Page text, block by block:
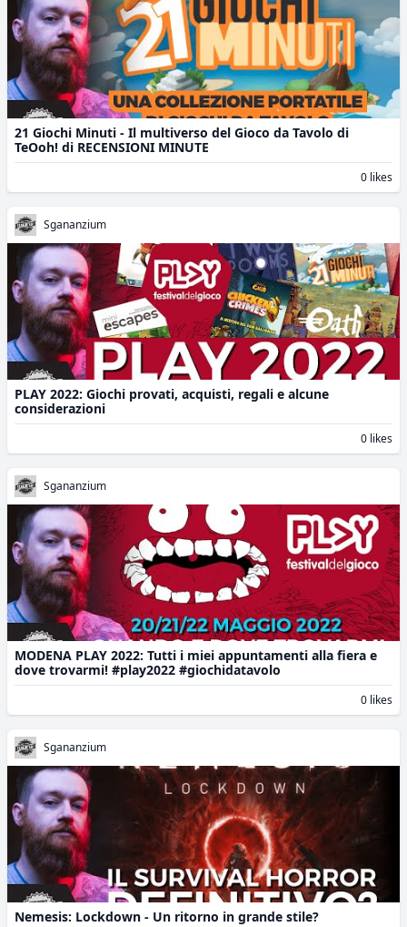
21 Giochi Minuti - Il multiverso del Gioco da Tavolo di
TeOoh! di RECENSIONI MINUTE
0 likes
Sgananzium
PLAY 2022: Giochi provati, acquisti, regali e alcune
considerazioni
0 likes
Sgananzium
MODENA PLAY 2022: Tutti i miei appuntamenti alla fiera e
dove trovarmi! #play2022 #giochidatavolo
0 likes
Sgananzium
Nemesis: Lockdown - Un ritorno in grande stile?